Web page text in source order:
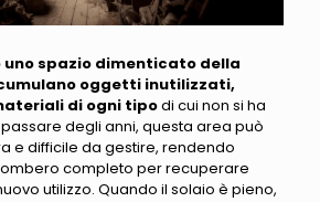
uno spazio dimenticato della
oggetti inutilizzati,
di ogni tipodi cui non si ha
degli anni, questa area può
e difficile da gestire, rendendo
completo per recuperare
utilizzo. Quando il solaio è pieno,